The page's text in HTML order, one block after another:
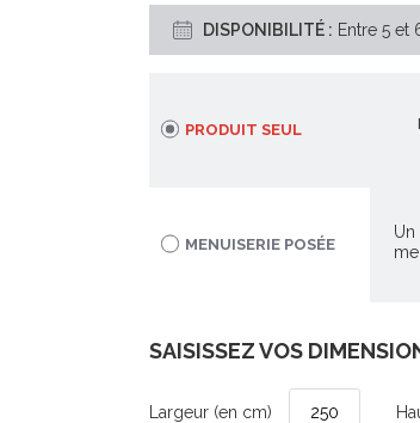
DISPONIBILITÉ : Entre 5 et
PRODUIT SEUL
MENUISERIE POSÉE
SAISISSEZ VOS
Largeur (en cm)